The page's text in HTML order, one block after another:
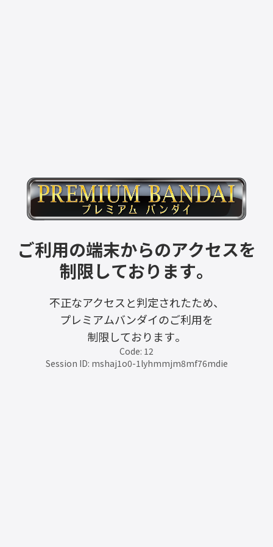
ご利用の端末からのアクセスを
制限しております。
不正なアクセスと判定されたため、
プレミアムバンダイのご利用を
制限しております。
Code: 12
Session ID: mshaj1o0-1lyhmmjm8mf76mdie